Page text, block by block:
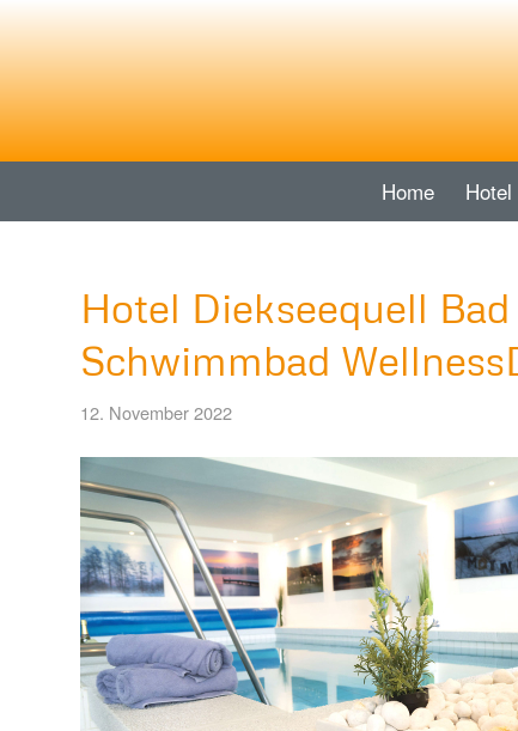
Home Hotel
Hotel Diekseequell
Schwimmbad
12. November 2022